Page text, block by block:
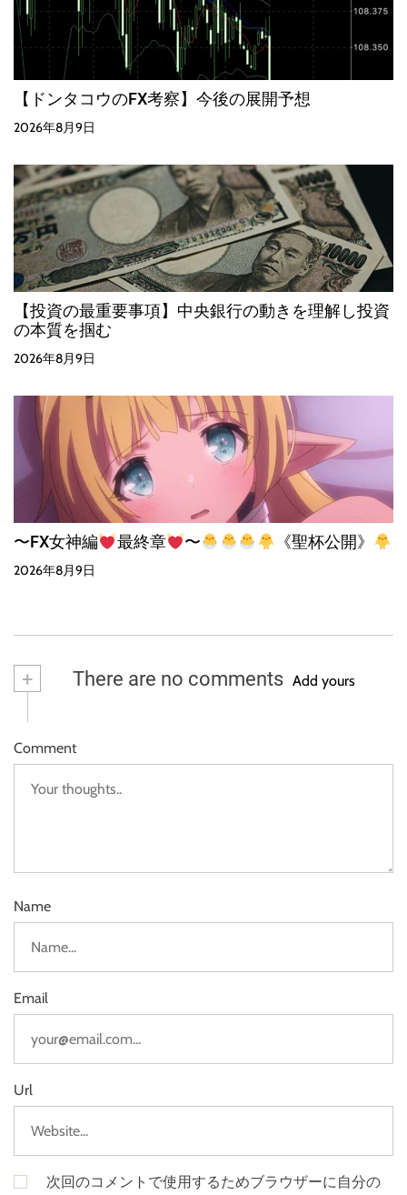
【ドンタコウのFX考察】今後の展開予想
2026年8月9日
【投資の最重要事項】中央銀行の動きを理解し投資
の本質を掴む
2026年8月9日
〜FX女神編 最終章 〜 《聖杯公開》
2026年8月9日
+ There are no comments Add yours
Comment
Name
Email
Url
次回のコメントで使用するためブラウザーに自分の